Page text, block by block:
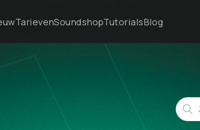
TarievenSoundshopTutorialsBlog